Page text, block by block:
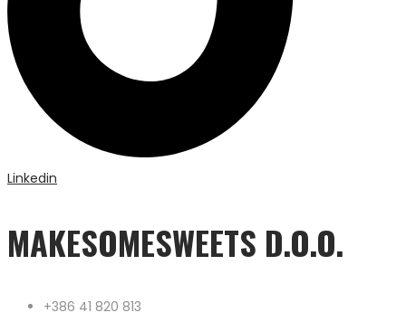
Linkedin
MAKESOMESWEETS D.O.O.
+386 41 820 813